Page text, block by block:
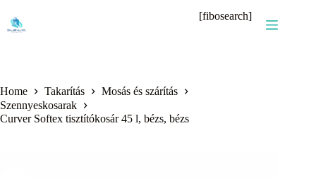
content
[fibosearch]
Home Takarítás
Mosás és szárítás
Szennyeskosarak
Curver Softex tisztítókosár 45 l, bézs, bézs